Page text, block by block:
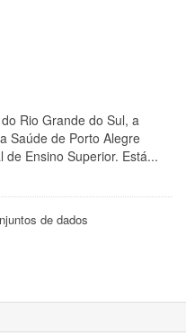
Rio Grande do Sul, a
Saúde de Porto Alegre
de Ensino Superior. Está...
de dados